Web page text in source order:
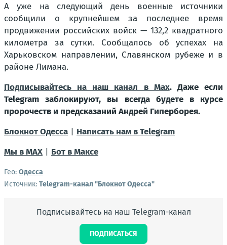
А уже на следующий день военные источники
сообщили о крупнейшем за последнее время
продвижении российских войск — 132,2 квадратного
километра за сутки. Сообщалось об успехах на
Харьковском направлении, Славянском рубеже и в
районе Лимана.
Подписывайтесь на наш канал в Мах. Даже если
Telegram заблокируют, вы всегда будете в курсе
пророчеств и предсказаний Андрей Гиперборея.
Блокнот Одесса
Написать нам в Telegram
Мы в МАХ
Бот в Максе
Гео: Одесса
Источник: Telegram-канал "Блокнот Одесса"
Подписывайтесь на наш Telegram-канал
ПОДПИСАТЬСЯ